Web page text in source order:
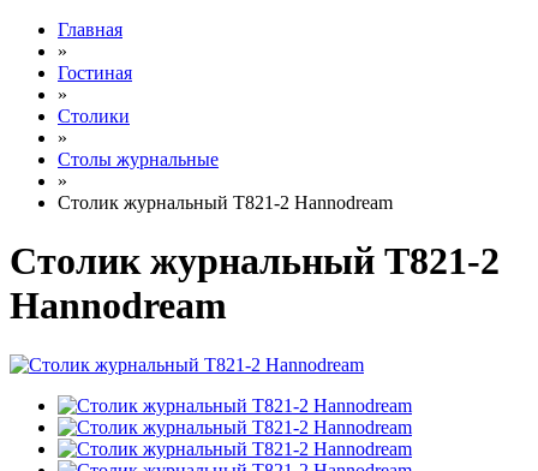
Главная
»
Гостиная
»
Столики
»
Столы журнальные
»
Столик журнальный T821-2 Hannodream
Столик журнальный T821-2
Hannodream